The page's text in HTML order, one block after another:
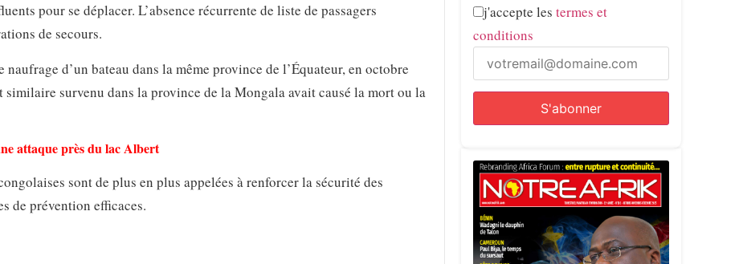
pour se déplacer. L’absence récurrente de liste de passagers
de secours.
d’un bateau dans la même province de l’Équateur, en octobre
survenu dans la province de la Mongala avait causé la mort ou la
attaque près du lac Albert
sont de plus en plus appelées à renforcer la sécurité des
de prévention efficaces.
j'accepte les termes et
conditions